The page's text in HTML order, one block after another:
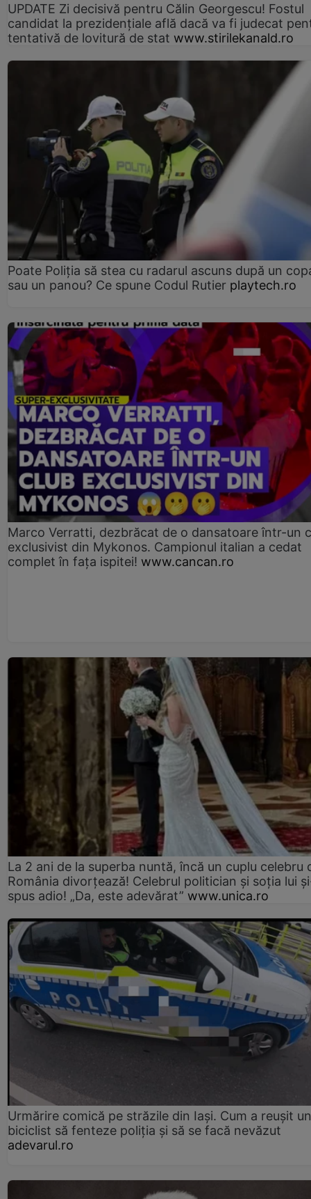
UPDATE Zi decisivă pentru Călin Georgescu! Fostul
candidat la prezidențiale află dacă va fi judecat
tentativă de lovitură de stat www.stirilekanald.ro
Poate Poliția să stea cu radarul ascuns după un
sau un panou? Ce spune Codul Rutier playtech.ro
Marco Verratti, dezbrăcat de o dansatoare într-un
exclusivist din Mykonos. Campionul italian a cedat
complet în fața ispitei! www.cancan.ro
La 2 ani de la superba nuntă, încă un cuplu celebru
România divorțează! Celebrul politician și soția lui
spus adio! „Da, este adevărat” www.unica.ro
Urmărire comică pe străzile din Iași. Cum a reușit un
biciclist să fenteze poliția și să se facă nevăzut
adevarul.ro